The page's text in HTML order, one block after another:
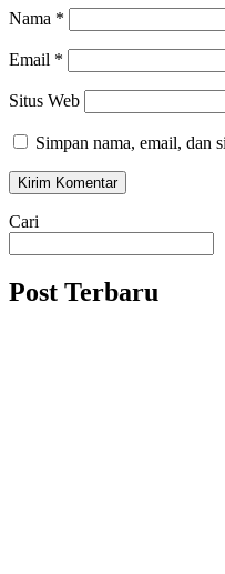
Nama *
Email *
Situs Web
Simpan nama, email, dan
Cari
Post Terbaru